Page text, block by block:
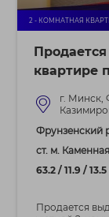
2 - КОМНАТНАЯ
квартире
г. Минск,
Фрунзенский
ст. м.
63.2 / 11.9 /
Продается